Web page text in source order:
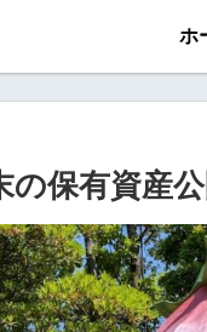
ホ
の保有資産